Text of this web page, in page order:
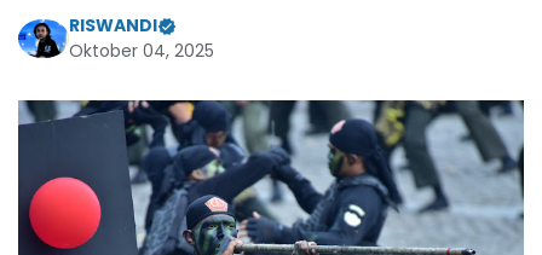
RISWANDI
Oktober 04, 2025